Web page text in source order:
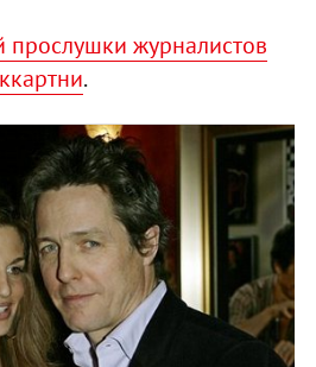
прослушки журналистов
.